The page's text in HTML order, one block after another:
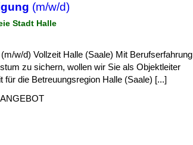
(m/w/d)
Stadt Halle
(m/w/d) Vollzeit Halle (Saale) Mit Berufserfahrung
zu sichern, wollen wir Sie als Objektleiter
für die Betreuungsregion Halle (Saale) [...]